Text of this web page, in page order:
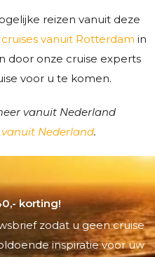
reizen vanuit deze
cruises vanuit Rotterdam in
door onze cruise experts
voor u te komen.
vanuit Nederland
vanuit Nederland.
korting!
zodat u geen cruise
inspiratie voor uw